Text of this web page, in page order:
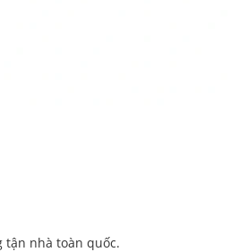
tận nhà toàn quốc.